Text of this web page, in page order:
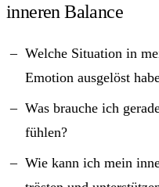
inneren Balance
Welche Situation in
Emotion ausgelöst
Was brauche ich
fühlen?
Wie kann ich mein